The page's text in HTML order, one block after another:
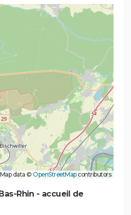
Map data © OpenStreetMapcontributors
Rhin - accueil de